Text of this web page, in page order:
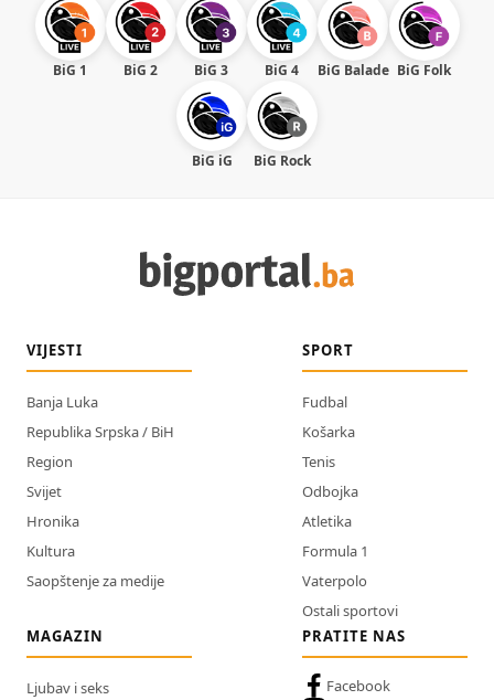
BiG 1 BiG 2 BiG 3 BiG 4 BiG Balade BiG Folk
BiG iG BiG Rock
VIJESTI
Banja Luka
Republika Srpska / BiH
Region
Svijet
Hronika
Kultura
Saopštenje za medije
SPORT
Fudbal
Košarka
Tenis
Odbojka
Atletika
Formula 1
Vaterpolo
Ostali sportovi
MAGAZIN
Ljubav i seks
PRATITE NAS
Facebook